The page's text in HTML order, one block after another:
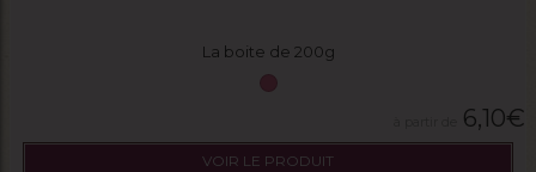
La boite de 200g
6,10€
VOIR LE PRODUIT